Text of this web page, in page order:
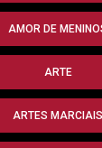
AMOR DE
ARTE
ARTES MARCIAIS